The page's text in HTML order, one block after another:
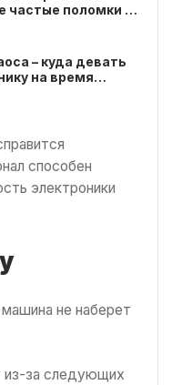
частые поломки и
– куда девать
на время
способен
электроники
не наберет
из-за следующих